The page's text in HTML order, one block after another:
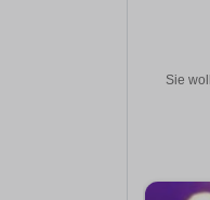
Sie